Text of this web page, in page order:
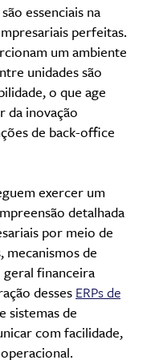
essenciais na
perfeitas.
um ambiente
unidades são
o que age
da inovação
de back-office
exercer um
detalhada
por meio de
mecanismos de
financeira
desses ERPs de
sistemas de
com facilidade,